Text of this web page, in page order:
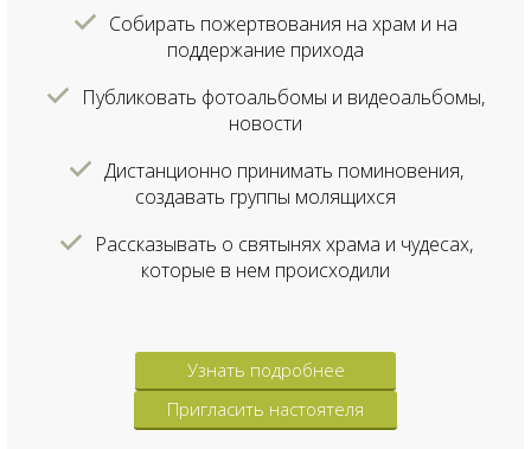
Собирать пожертвования на храм и на
поддержание прихода
Публиковать фотоальбомы и видеоальбомы,
новости
Дистанционно принимать поминовения,
создавать группы молящихся
Рассказывать о святынях храма и чудесах,
которые в нем происходили
Узнать подробнее
Пригласить настоятеля